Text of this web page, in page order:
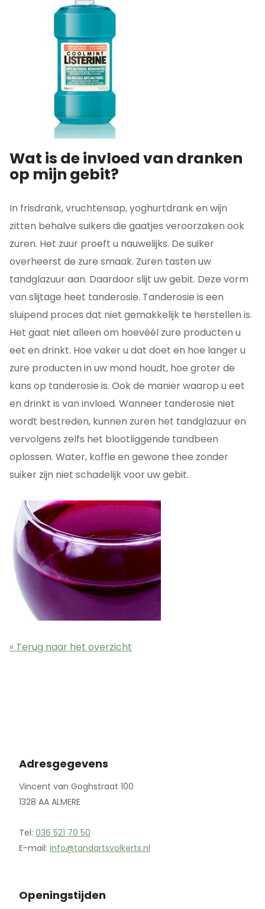
Wat is de invloed van dranken
op mijn gebit?
In frisdrank, vruchtensap, yoghurtdrank en wijn
zitten behalve suikers die gaatjes veroorzaken ook
zuren. Het zuur proeft u nauwelijks. De suiker
overheerst de zure smaak. Zuren tasten uw
tandglazuur aan. Daardoor slijt uw gebit. Deze vorm
van slijtage heet tanderosie. Tanderosie is een
sluipend proces dat niet gemakkelijk te herstellen is.
Het gaat niet alleen om hoevéél zure producten u
eet en drinkt. Hoe vaker u dat doet en hoe langer u
zure producten in uw mond houdt, hoe groter de
kans op tanderosie is. Ook de manier waarop u eet
en drinkt is van invloed. Wanneer tanderosie niet
wordt bestreden, kunnen zuren het tandglazuur en
vervolgens zelfs het blootliggende tandbeen
oplossen. Water, koffie en gewone thee zonder
suiker zijn niet schadelijk voor uw gebit.
« Terug naar het overzicht
Adresgegevens
Vincent van Goghstraat 100
1328 AA ALMERE
Tel: 036 521 70 50
E-mail: info@tandartsvolkerts.nl
Openingstijden